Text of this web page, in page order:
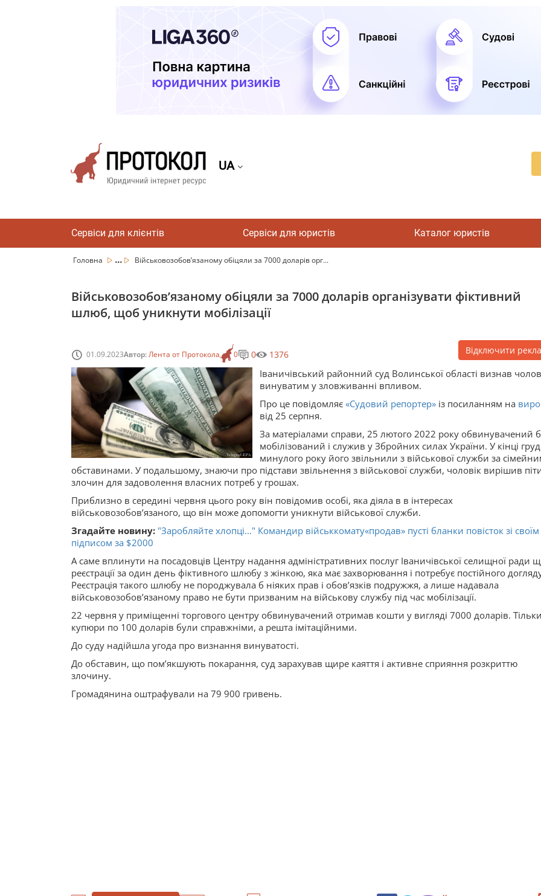
UA
Сервіси для клієнтів Сервіси для юристів Каталог юристів
Головна ... Військовозобовʼязаному обіцяли за 7000 доларів орг...
Військовозобовʼязаному обіцяли за 7000 доларів організувати фіктивний
шлюб, щоб уникнути мобілізації
01.09.2023Автор:Лента от Протокола 0 0 1376 Відключити
Іваничівський районний суд Волинської області визнав
винуватим у зловживанні впливом.
Про це повідомляє «Судовий репортер» із посиланням на
від 25 серпня.
За матеріалами справи, 25 лютого 2022 року обвинувачений
мобілізований і служив у Збройних силах України. У кінці
минулого року його звільнили з військової служби за
обставинами. У подальшому, знаючи про підстави звільнення з військової служби, чоловік вирішив
злочин для задоволення власних потреб у грошах.
Приблизно в середині червня цього року він повідомив особі, яка діяла в в інтересах
військовозобовʼязаного, що він може допомогти уникнути військової служби.
Згадайте новину: "Заробляйте хлопці..." Командир військкомату«продав» пусті бланки повісток зі своїм
підписом за $2000
А саме вплинути на посадовців Центру надання адміністративних послуг Іваничівської селищної ради
реєстрації за один день фіктивного шлюбу з жінкою, яка має захворювання і потребує постійного
Реєстрація такого шлюбу не породжувала б ніяких прав і обовʼязків подружжя, а лише надавала
військовозобовʼязаному право не бути призваним на військову службу під час мобілізації.
22 червня у приміщенні торгового центру обвинувачений отримав кошти у вигляді 7000 доларів.
купюри по 100 доларів були справжніми, а решта імітаційними.
До суду надійшла угода про визнання винуватості.
До обставин, що помʼякшують покарання, суд зарахував щире каяття і активне сприяння розкриттю
злочину.
Громадянина оштрафували на 79 900 гривень.